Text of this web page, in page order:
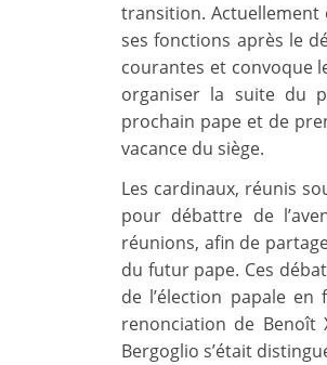
transition. Actuellement
ses fonctions après le
courantes et convoque
organiser la suite du
prochain pape et de
vacance du siège.
Les cardinaux, réunis
pour débattre de
réunions, afin de
du futur pape. Ces
de l’élection papale
renonciation de Benoît
Bergoglio s’était